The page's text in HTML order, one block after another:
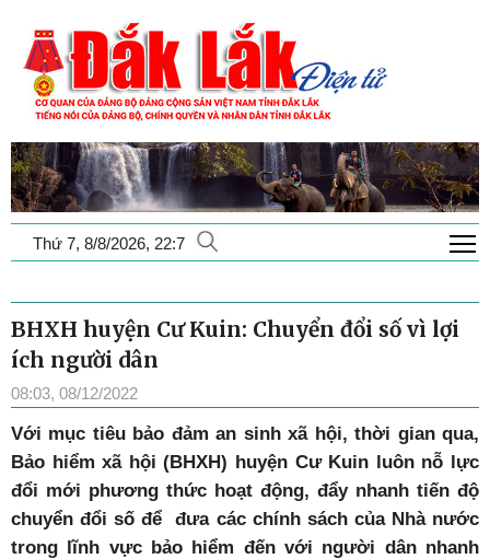
Thứ 7, 8/8/2026, 22:7
BHXH huyện Cư Kuin: Chuyển đổi số vì lợi
ích người dân
08:03, 08/12/2022
Với mục tiêu bảo đảm an sinh xã hội, thời gian qua,
Bảo hiểm xã hội (BHXH) huyện Cư Kuin luôn nỗ lực
đổi mới phương thức hoạt động, đẩy nhanh tiến độ
chuyển đổi số để đưa các chính sách của Nhà nước
trong lĩnh vực bảo hiểm đến với người dân nhanh